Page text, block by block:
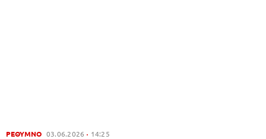
ΡΕΘΥΜΝΟ 03.06.2026 14:25